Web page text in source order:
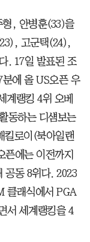
형, 안병훈(33)을
고군택(24),
. 17일 발표된 조
에 올 US오픈 우
계랭킹 4위 오베
동하는 디섐보는
킬로이(북아일랜
픈에는 이전까지
공동 8위다. 2023
클래식에서 PGA
서 세계랭킹을 4